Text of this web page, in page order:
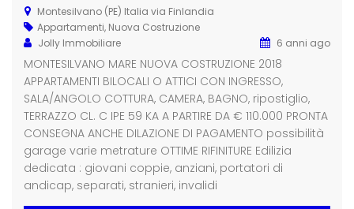
Montesilvano (PE) Italia via Finlandia
Appartamenti, Nuova Costruzione
Jolly Immobiliare
6 anni ago
MONTESILVANO MARE NUOVA COSTRUZIONE 2018
APPARTAMENTI BILOCALI O ATTICI CON INGRESSO,
SALA/ANGOLO COTTURA, CAMERA, BAGNO, ripostiglio,
TERRAZZO CL. C IPE 59 KA A PARTIRE DA € 110.000 PRONTA
CONSEGNA ANCHE DILAZIONE DI PAGAMENTO possibilità
garage varie metrature OTTIME RIFINITURE Edilizia
dedicata : giovani coppie, anziani, portatori di
andicap, separati, stranieri, invalidi